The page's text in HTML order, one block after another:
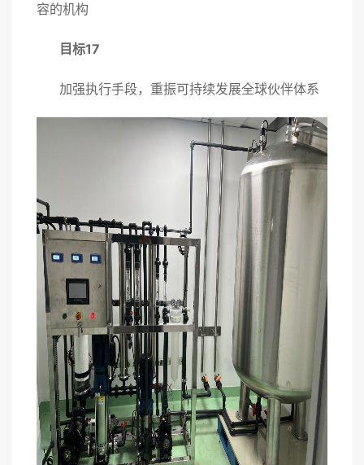
容的机构
目标17
加强执行手段，重振可持续发展全球伙伴体系